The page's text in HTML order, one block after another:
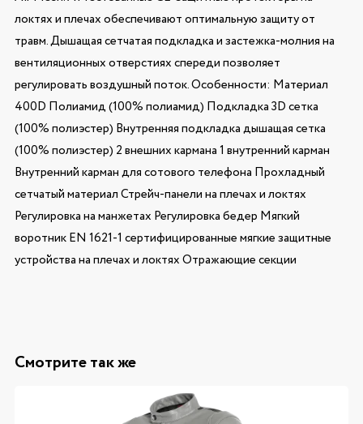
локтях и плечах обеспечивают оптимальную защиту от
травм. Дышащая сетчатая подкладка и застежка-молния на
вентиляционных отверстиях спереди позволяет
регулировать воздушный поток. Особенности: Материал
400D Полиамид (100% полиамид) Подкладка 3D сетка
(100% полиэстер) Внутренняя подкладка дышащая сетка
(100% полиэстер) 2 внешних кармана 1 внутренний карман
Внутренний карман для сотового телефона Прохладный
сетчатый материал Стрейч-панели на плечах и локтях
Регулировка на манжетах Регулировка бедер Мягкий
воротник EN 1621-1 сертифицированные мягкие защитные
устройства на плечах и локтях Отражающие секции
Смотрите так же